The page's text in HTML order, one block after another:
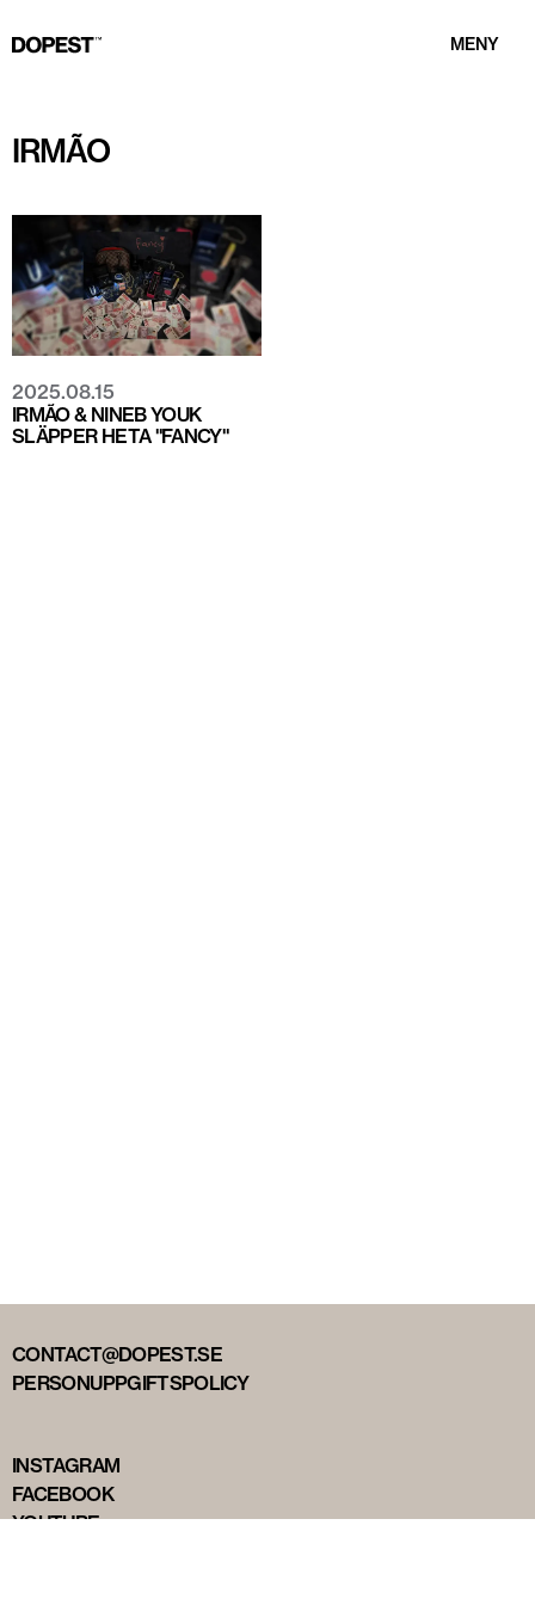
MENY
IRMÃO
2025.08.15
IRMÃO & NINEB YOUK
SLÄPPER HETA "FANCY"
CONTACT@DOPEST.SE
PERSONUPPGIFTSPOLICY
INSTAGRAM
FACEBOOK
YOUTUBE